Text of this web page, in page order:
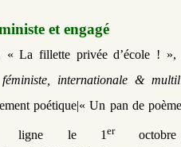
et engagé
« La fillette privée d’école !
féministe, internationale &
poétique|« Un pan de
ligne le 1er